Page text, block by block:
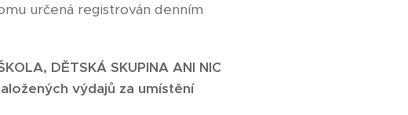
určená registrován denním
DĚTSKÁ SKUPINA ANI NIC
výdajů za umístění